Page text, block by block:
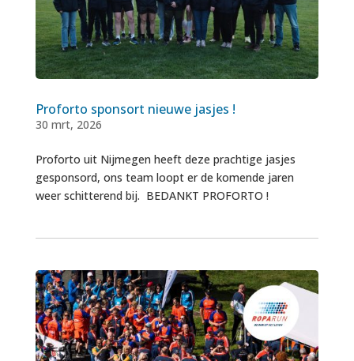
Proforto sponsort nieuwe jasjes !
30 mrt, 2026
Proforto uit Nijmegen heeft deze prachtige jasjes
gesponsord, ons team loopt er de komende jaren
weer schitterend bij. BEDANKT PROFORTO !